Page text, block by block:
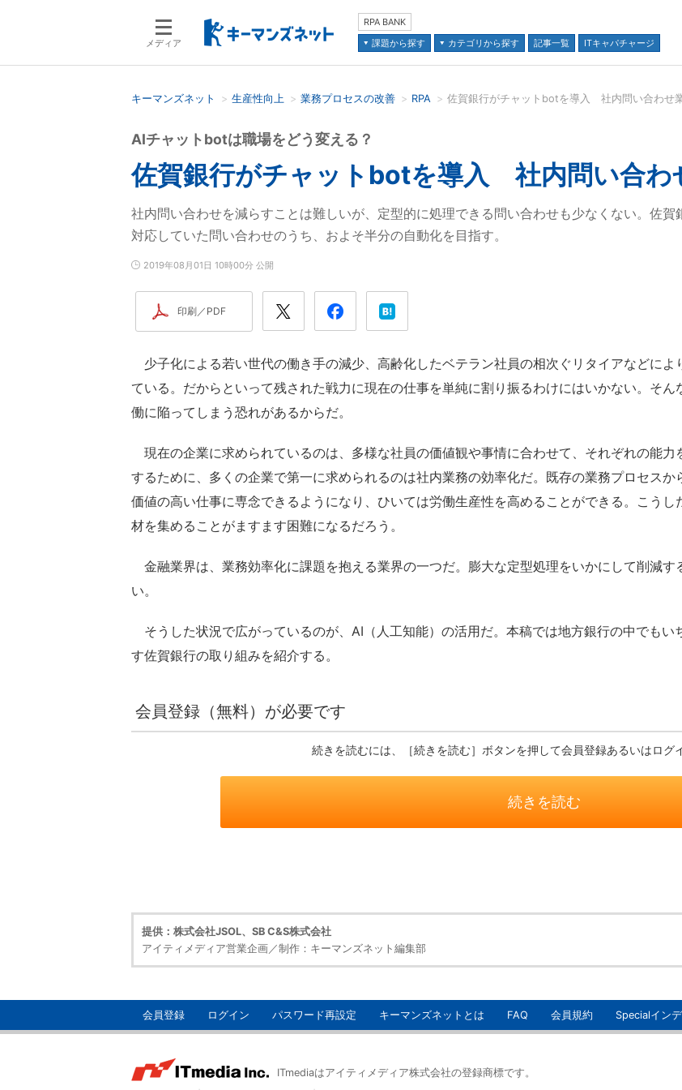
メディア
RPA BANK
課題から探す
カテゴリから探す 記事一覧 ITキャパチャージ
キーマンズネット 生産性向上 業務プロセスの改善 RPA 佐賀銀行がチャットbotを導入 社内問い合わせ
佐賀銀行がチャットbotを導入 社内問い合わ
AIチャットbotは職場をどう変える？
社内問い合わせを減らすことは難しいが、定型的に処理できる問い合わせも少なくない。佐
対応していた問い合わせのうち、およそ半分の自動化を目指す。
2019年08月01日 10時00分 公開
印刷／PDF
少子化による若い世代の働き手の減少、高齢化したベテラン社員の相次ぐリタイアなどに
ている。だからといって残された戦力に現在の仕事を単純に割り振るわけにはいかない。そ
働に陥ってしまう恐れがあるからだ。
現在の企業に求められているのは、多様な社員の価値観や事情に合わせて、それぞれの能
するために、多くの企業で第一に求められるのは社内業務の効率化だ。既存の業務プロセス
価値の高い仕事に専念できるようになり、ひいては労働生産性を高めることができる。こう
材を集めることがますます困難になるだろう。
金融業界は、業務効率化に課題を抱える業界の一つだ。膨大な定型処理をいかにして削減
い。
そうした状況で広がっているのが、AI（人工知能）の活用だ。本稿では地方銀行の中でもい
す佐賀銀行の取り組みを紹介する。
会員登録（無料）が必要です
続きを読むには、［続きを読む］ボタンを押して会員登録あるいはログ
続きを読む
提供：株式会社JSOL、SB C&S株式会社
アイティメディア営業企画／制作：キーマンズネット編集部
会員登録 ログイン パスワード再設定 キーマンズネットとは FAQ 会員規約 Specialイン
ITmediaはアイティメディア株式会社の登録商標です。